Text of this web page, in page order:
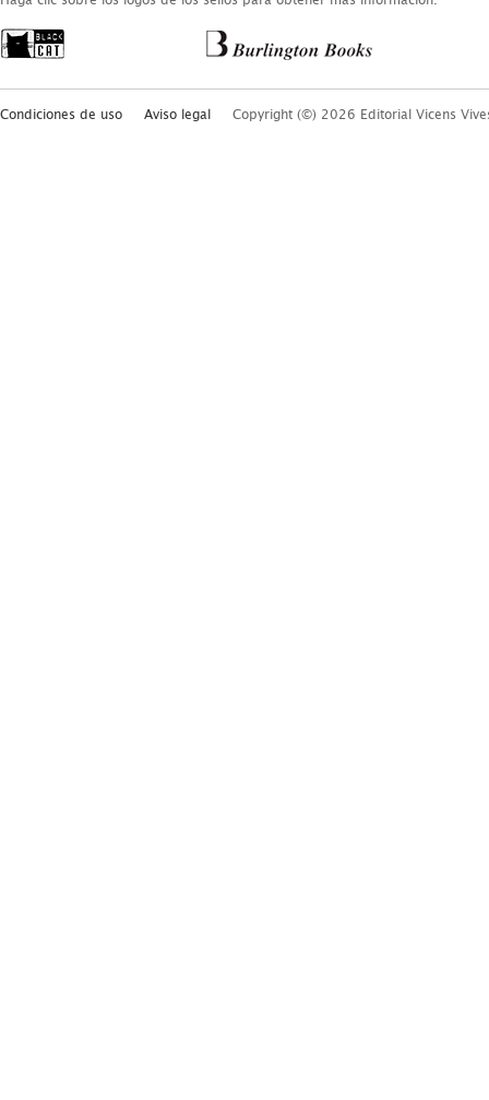
Condiciones de uso Aviso legal Copyright (©) 2026 Editorial Vicens